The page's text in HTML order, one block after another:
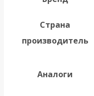
Страна
производитель
Аналоги